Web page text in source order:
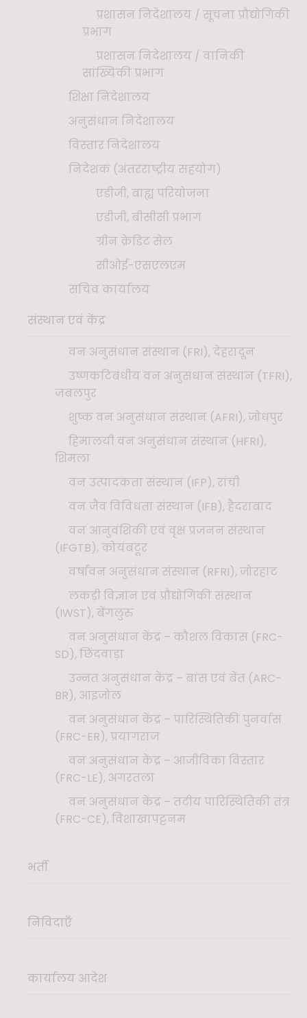
प्रशासन निदेशालय / सूचना प्रौद्योगिकी
प्रभाग
प्रशासन निदेशालय / वानिकी
सांख्यिकी प्रभाग
शिक्षा निदेशालय
अनुसंधान निदेशालय
विस्तार निदेशालय
निदेशक (अंतरराष्ट्रीय सहयोग)
एडीजी, बाह्य परियोजना
एडीजी, बीसीसी प्रभाग
ग्रीन क्रेडिट सेल
सीओई-एसएलएम
सचिव कार्यालय
संस्थान एवं केंद्र
वन अनुसंधान संस्थान (FRI), देहरादून
उष्णकटिबंधीय वन अनुसंधान संस्थान (TFRI),
जबलपुर
शुष्क वन अनुसंधान संस्थान (AFRI), जोधपुर
हिमालयी वन अनुसंधान संस्थान (HFRI),
शिमला
वन उत्पादकता संस्थान (IFP), रांची
वन जैव विविधता संस्थान (IFB), हैदराबाद
वन आनुवंशिकी एवं वृक्ष प्रजनन संस्थान
(IFGTB), कोयंबटूर
वर्षावन अनुसंधान संस्थान (RFRI), जोरहाट
लकड़ी विज्ञान एवं प्रौद्योगिकी संस्थान
(IWST), बेंगलुरु
वन अनुसंधान केंद्र – कौशल विकास (FRC-
SD), छिंदवाड़ा
उन्नत अनुसंधान केंद्र – बांस एवं बेंत (ARC-
BR), आइजोल
वन अनुसंधान केंद्र – पारिस्थितिकी पुनर्वास
(FRC-ER), प्रयागराज
वन अनुसंधान केंद्र – आजीविका विस्तार
(FRC-LE), अगरतला
वन अनुसंधान केंद्र – तटीय पारिस्थितिकी तंत्र
(FRC-CE), विशाखापट्टनम
भर्ती
निविदाएँ
कार्यालय आदेश